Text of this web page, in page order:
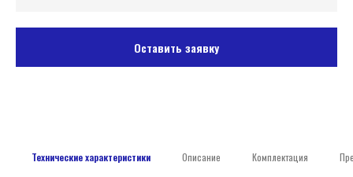
Оставить заявку
Технические характеристики Описание Комплектация